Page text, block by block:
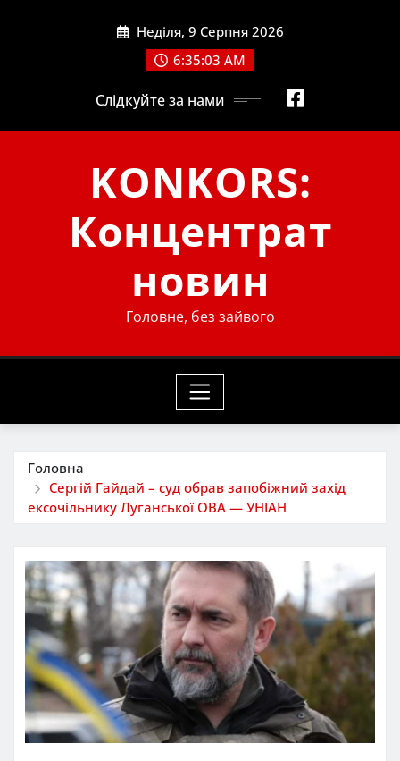
Неділя, 9 Серпня 2026
6:35:04 AM
Слідкуйте за нами
KONKORS:
Концентрат
новин
Головне, без зайвого
Головна
Сергій Гайдай – суд обрав запобіжний захід
ексочільнику Луганської ОВА — УНІАН